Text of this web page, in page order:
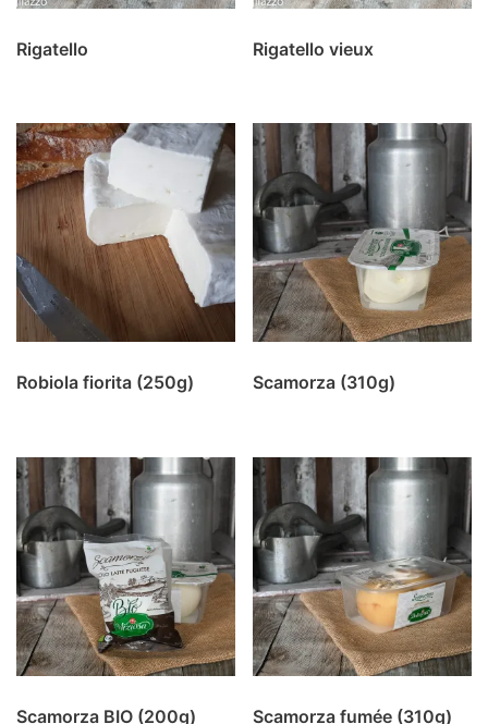
Rigatello Rigatello vieux
Robiola fiorita (250g) Scamorza (310g)
Scamorza BIO (200g) Scamorza fumée (310g)